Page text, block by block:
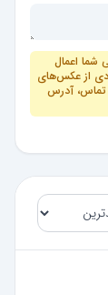
شما اعمال
از عکس‌های
تماس، آدرس